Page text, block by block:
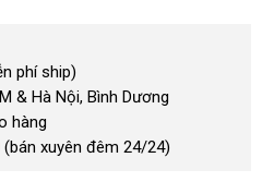
phí ship)
& Hà Nội, Bình Dương
hàng
(bán xuyên đêm 24/24)